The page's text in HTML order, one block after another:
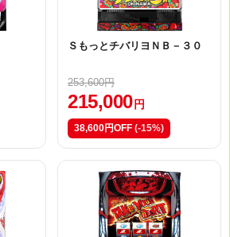
ＳもっとチバリヨＮＢ－３０
253,600円
215,000 円
38,600円OFF (-15%)